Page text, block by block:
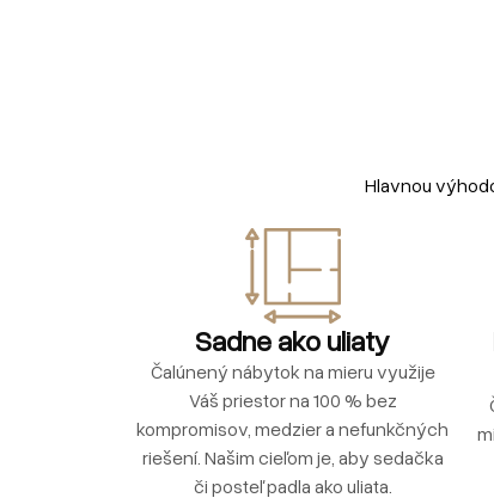
Hlavnou
Sadne ako uliaty
Čalúnený nábytok na mieru využije
Váš priestor na 100 % bez
kompromisov, medzier a nefunkčných
riešení. Našim cieľom je, aby sedačka
či posteľ padla ako uliata.